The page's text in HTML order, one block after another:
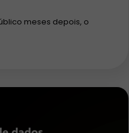
meses depois, o